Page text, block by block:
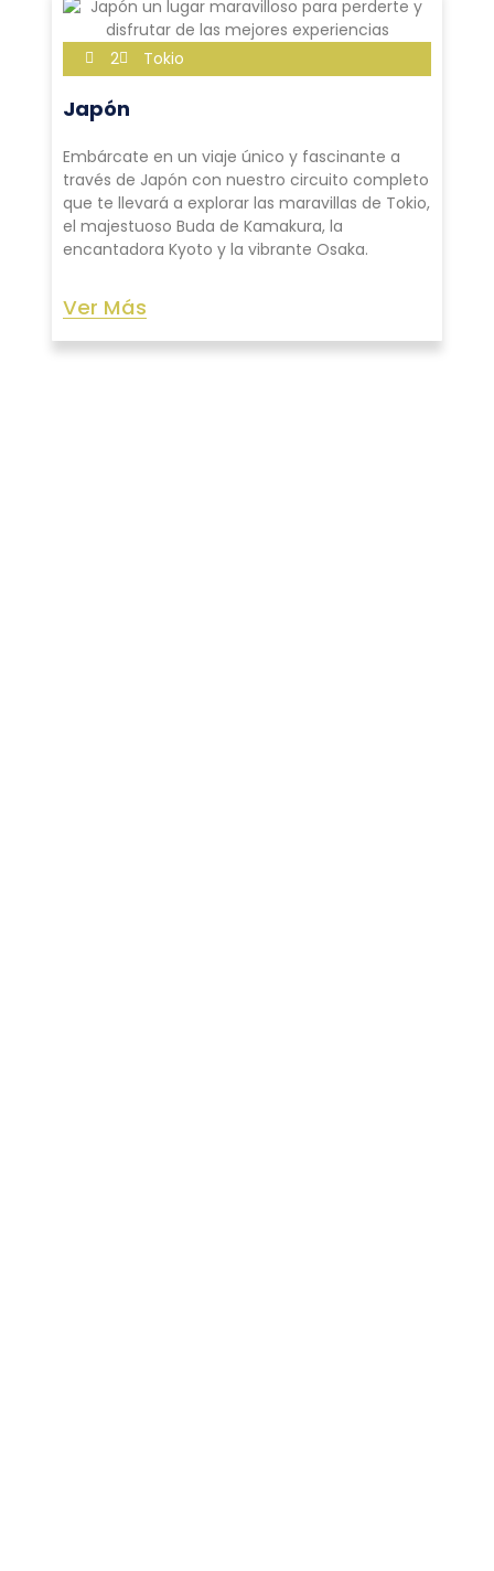
2 Tokio
Japón
Embárcate en un viaje único y fascinante a
través de Japón con nuestro circuito completo
que te llevará a explorar las maravillas de Tokio,
el majestuoso Buda de Kamakura, la
encantadora Kyoto y la vibrante Osaka.
Ver Más